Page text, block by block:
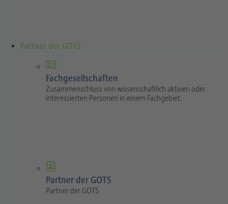
Partner der GOTS
Fachgesellschaften
Zusammenschluss von wissenschaftlich aktiven oder
interessierten Personen in einem Fachgebiet.
Partner der GOTS
Partner der GOTS